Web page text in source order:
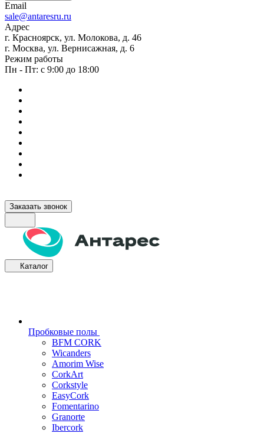
Email
sale@antaresru.ru
Адрес
г. Красноярск, ул. Молокова, д. 46
г. Москва, ул. Вернисажная, д. 6
Режим работы
Пн - Пт: с 9:00 до 18:00
Заказать звонок
Каталог
Пробковые полы
BFM CORK
Wicanders
Amorim Wise
CorkArt
Corkstyle
EasyCork
Fomentarino
Granorte
Ibercork